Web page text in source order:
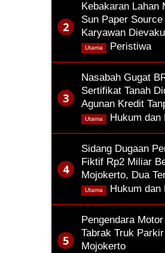
Kebakaran Lahan
Sun Paper
Karyawan
Peristiwa,
Utama
Nasabah Gugat
Sertifikat Tanah
Agunan Kredit
Hukum dan
Utama
Sidang Dugaan
Fiktif Rp2 Miliar
Mojokerto, Dua
Hukum dan
Utama
Pengendara
Tabrak Truk
Mojokerto